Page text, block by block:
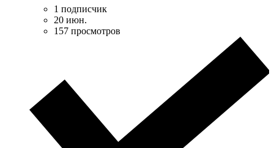
1 подписчик
20 июн.
157 просмотров